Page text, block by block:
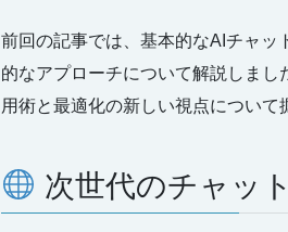
前回の記事では、基本的なAIチャッ
的なアプローチについて解説しま
用術と最適化の新しい視点について
次世代のチャッ